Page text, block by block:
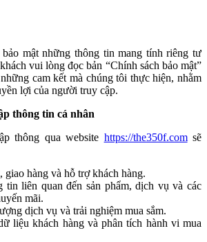
mật những thông tin mang tính riêng tư
vui lòng đọc bản “Chính sách bảo mật”
cam kết mà chúng tôi thực hiện, nhằm
lợi của người truy cập.
thông tin cá nhân
thông qua website https://the350f.comsẽ
hàng và hỗ trợ khách hàng.
tin liên quan đến sản phẩm, dịch vụ và các
mãi.
dịch vụ và trải nghiệm mua sắm.
liệu khách hàng và phân tích hành vi mua